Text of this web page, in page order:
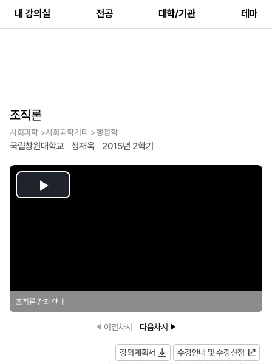
내 강의실 전공 대학/기관 테마
조직론
사회과학 >사회과학기타 >행정학
국립창원대학교 정재욱 2015년 2학기
Play
조직론 강좌 안내
이전차시 다음차시
강의계획서
수강안내 및 수강신청